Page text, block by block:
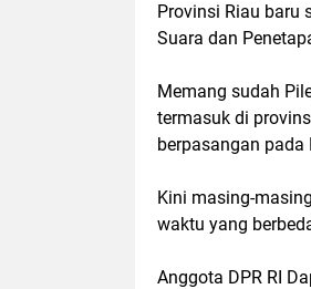
Provinsi Riau baru
Suara dan
Memang sudah
termasuk di
berpasangan
Kini masing-
waktu yang
Anggota DPR RI